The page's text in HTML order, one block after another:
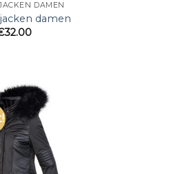
DAMEN
damen
32.00